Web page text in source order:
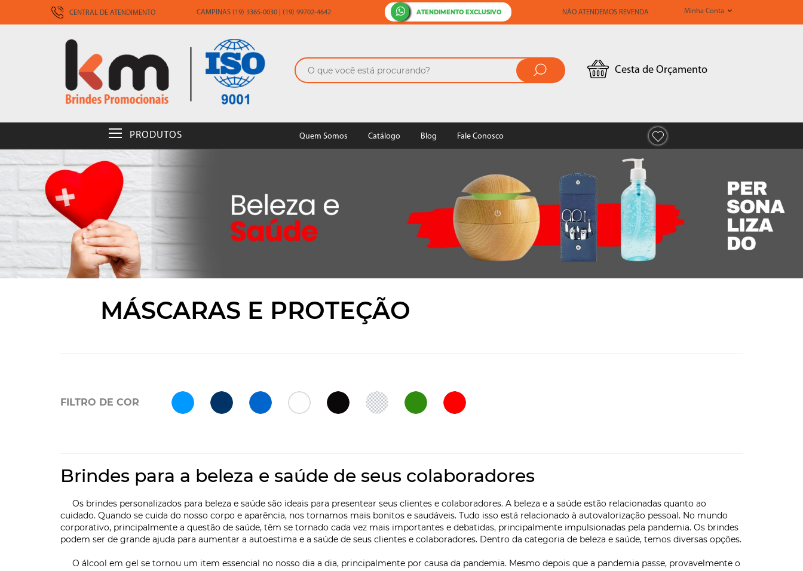
CENTRAL DE ATENDIMENTO CAMPINAS (19) 3365-0030 | (19) 99702-4642 ATENDIMENTO EXCLUSIVO NÃO ATENDEMOS REVENDA Minha Conta
Cesta de Orçamento
PRODUTOS Quem Somos Catálogo Blog Fale Conosco
MÁSCARAS E PROTEÇÃO
FILTRO DE COR
Brindes para a beleza e saúde de seus colaboradores
Os brindes personalizados para beleza e saúde são ideais para presentear seus clientes e colaboradores. A beleza e a saúde estão relacionadas quanto ao
cuidado. Quando se cuida do nosso corpo e aparência, nos tornamos mais bonitos e saudáveis. Tudo isso está relacionado à autovalorização pessoal. No mundo
corporativo, principalmente a questão de saúde, têm se tornado cada vez mais importantes e debatidas, principalmente impulsionadas pela pandemia. Os brindes
podem ser de grande ajuda para aumentar a autoestima e a saúde de seus clientes e colaboradores. Dentro da categoria de beleza e saúde, temos diversas opções.
O álcool em gel se tornou um item essencial no nosso dia a dia, principalmente por causa da pandemia. Mesmo depois que a pandemia passe, provavelmente o